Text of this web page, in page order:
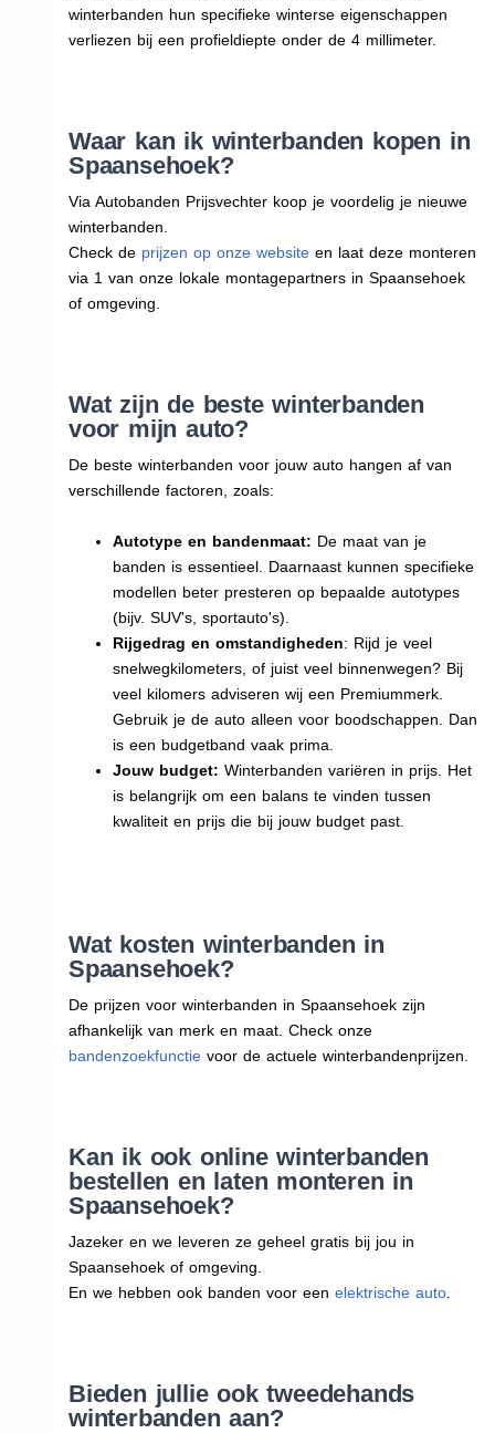
winterbanden hun specifieke winterse eigenschappen
verliezen bij een profieldiepte onder de 4 millimeter.
Waar kan ik winterbanden kopen in
Spaansehoek?
Via Autobanden Prijsvechter koop je voordelig je nieuwe
winterbanden.
Check de prijzen op onze websiteen laat deze monteren
via 1 van onze lokale montagepartners in Spaansehoek
of omgeving.
Wat zijn de beste winterbanden
voor mijn auto?
De beste winterbanden voor jouw auto hangen af van
verschillende factoren, zoals:
Autotype en bandenmaat: De maat van je
banden is essentieel. Daarnaast kunnen specifieke
modellen beter presteren op bepaalde autotypes
(bijv. SUV's, sportauto's).
Rijgedrag en omstandigheden: Rijd je veel
snelwegkilometers, of juist veel binnenwegen? Bij
veel kilomers adviseren wij een Premiummerk.
Gebruik je de auto alleen voor boodschappen. Dan
is een budgetband vaak prima.
Jouw budget: Winterbanden variëren in prijs. Het
is belangrijk om een balans te vinden tussen
kwaliteit en prijs die bij jouw budget past.
Wat kosten winterbanden in
Spaansehoek?
De prijzen voor winterbanden in Spaansehoek zijn
afhankelijk van merk en maat. Check onze
bandenzoekfunctievoor de actuele winterbandenprijzen.
Kan ik ook online winterbanden
bestellen en laten monteren in
Spaansehoek?
Jazeker en we leveren ze geheel gratis bij jou in
Spaansehoek of omgeving.
En we hebben ook banden voor een elektrische auto.
Bieden jullie ook tweedehands
winterbanden aan?